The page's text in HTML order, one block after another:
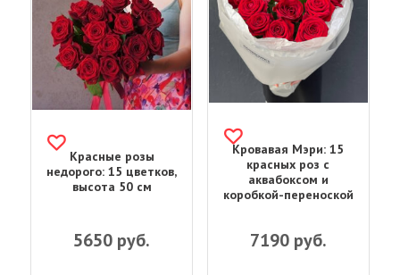
Красные розы
недорого: 15 цветков,
высота 50 см
5650 руб.
Кровавая Мэри: 15
красных роз с
аквабоксом и
коробкой-переноской
7190руб.